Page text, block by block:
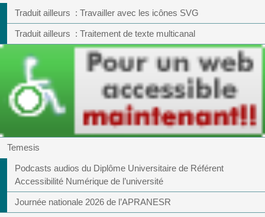
Traduit ailleurs : Travailler avec les icônes SVG
Traduit ailleurs : Traitement de texte multicanal
Temesis
Podcasts audios du Diplôme Universitaire de Référent
Accessibilité Numérique de l’université
Journée nationale 2026 de l’APRANESR